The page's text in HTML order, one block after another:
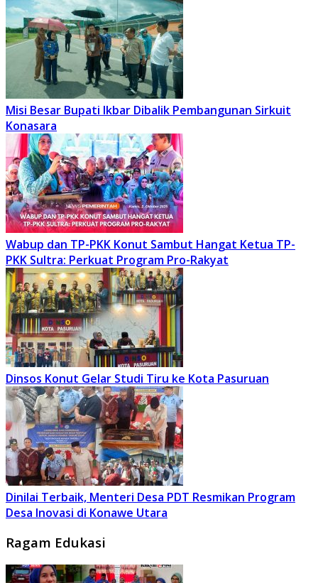
Misi Besar Bupati Ikbar Dibalik Pembangunan Sirkuit
Konasara
Wabup dan TP-PKK Konut Sambut Hangat Ketua TP-
PKK Sultra: Perkuat Program Pro-Rakyat
Dinsos Konut Gelar Studi Tiru ke Kota Pasuruan
Dinilai Terbaik, Menteri Desa PDT Resmikan Program
Desa Inovasi di Konawe Utara
Ragam Edukasi